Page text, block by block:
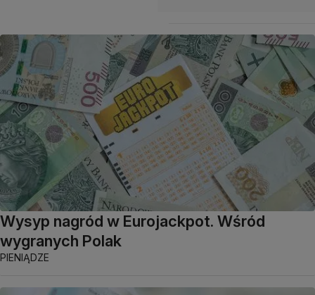
Wysyp nagród w Eurojackpot. Wśród
wygranych Polak
PIENIĄDZE